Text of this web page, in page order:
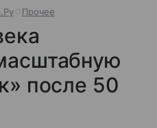
Прочее
после 50